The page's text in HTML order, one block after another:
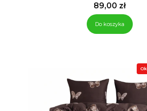
Cena
89,00 zł
Do koszyka